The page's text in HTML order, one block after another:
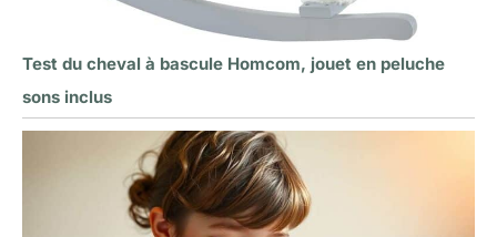
Test du cheval à bascule Homcom, jouet en peluche
sons inclus